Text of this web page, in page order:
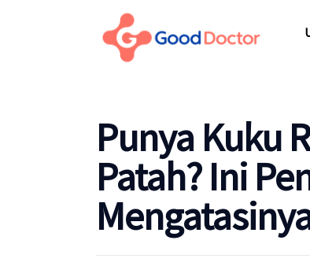
Punya Kuku
Patah? Ini